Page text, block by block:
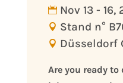
Nov 13 - 16,
Stand n°
Düsseldorf
Are you ready